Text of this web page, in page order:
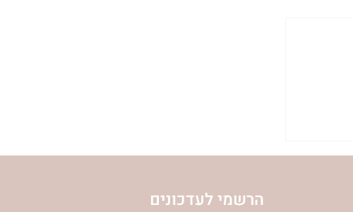
הרשמי לעדכונים